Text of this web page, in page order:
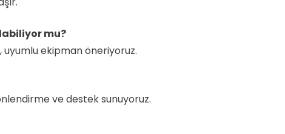
mu?
uyumlu ekipman öneriyoruz.
ve destek sunuyoruz.